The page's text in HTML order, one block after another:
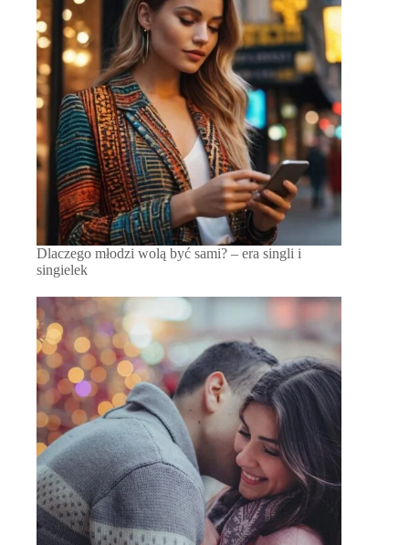
Dlaczego młodzi wolą być sami? – era singli i
singielek